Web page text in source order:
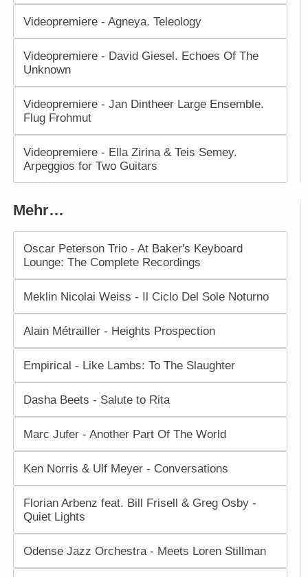
Videopremiere - Agneya. Teleology
Videopremiere - David Giesel. Echoes Of The
Unknown
Videopremiere - Jan Dintheer Large Ensemble.
Flug Frohmut
Videopremiere - Ella Zirina & Teis Semey.
Arpeggios for Two Guitars
Mehr…
Oscar Peterson Trio - At Baker's Keyboard
Lounge: The Complete Recordings
Meklin Nicolai Weiss - Il Ciclo Del Sole Noturno
Alain Métrailler - Heights Prospection
Empirical - Like Lambs: To The Slaughter
Dasha Beets - Salute to Rita
Marc Jufer - Another Part Of The World
Ken Norris & Ulf Meyer - Conversations
Florian Arbenz feat. Bill Frisell & Greg Osby -
Quiet Lights
Odense Jazz Orchestra - Meets Loren Stillman